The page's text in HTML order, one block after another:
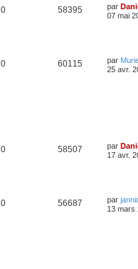
0 58395 par
07 mai
0 60115 par
25 avr.
0 58507 par
17 avr.
0 56687 par
13 mars